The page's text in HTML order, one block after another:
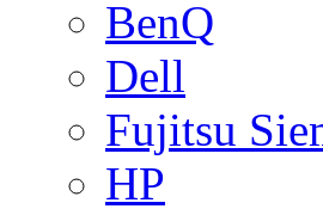
BenQ
Dell
Fujitsu
HP